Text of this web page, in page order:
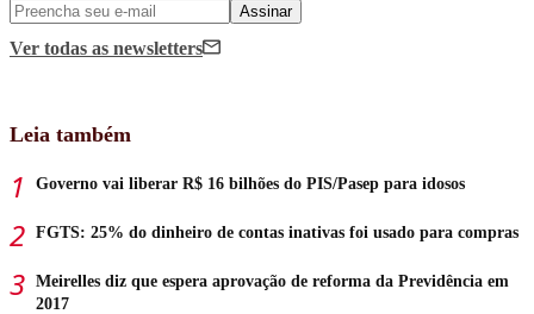
Assinar
Ver todas as newsletters
Leia também
Governo vai liberar R$ 16 bilhões do PIS/Pasep para idosos
FGTS: 25% do dinheiro de contas inativas foi usado para compras
Meirelles diz que espera aprovação de reforma da Previdência em
2017